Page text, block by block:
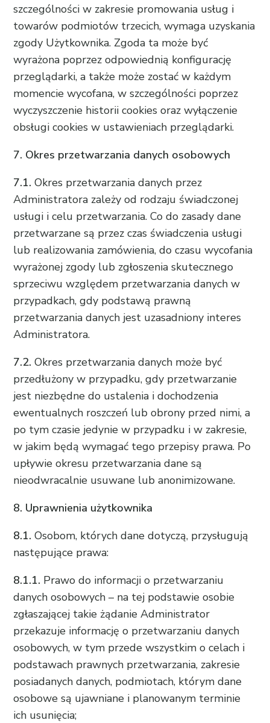
szczególności w zakresie promowania usług i
towarów podmiotów trzecich, wymaga uzyskania
zgody Użytkownika. Zgoda ta może być
wyrażona poprzez odpowiednią konfigurację
przeglądarki, a także może zostać w każdym
momencie wycofana, w szczególności poprzez
wyczyszczenie historii cookies oraz wyłączenie
obsługi cookies w ustawieniach przeglądarki.
7. Okres przetwarzania danych osobowych
7.1. Okres przetwarzania danych przez
Administratora zależy od rodzaju świadczonej
usługi i celu przetwarzania. Co do zasady dane
przetwarzane są przez czas świadczenia usługi
lub realizowania zamówienia, do czasu wycofania
wyrażonej zgody lub zgłoszenia skutecznego
sprzeciwu względem przetwarzania danych w
przypadkach, gdy podstawą prawną
przetwarzania danych jest uzasadniony interes
Administratora.
7.2. Okres przetwarzania danych może być
przedłużony w przypadku, gdy przetwarzanie
jest niezbędne do ustalenia i dochodzenia
ewentualnych roszczeń lub obrony przed nimi, a
po tym czasie jedynie w przypadku i w zakresie,
w jakim będą wymagać tego przepisy prawa. Po
upływie okresu przetwarzania dane są
nieodwracalnie usuwane lub anonimizowane.
8. Uprawnienia użytkownika
8.1. Osobom, których dane dotyczą, przysługują
następujące prawa:
8.1.1. Prawo do informacji o przetwarzaniu
danych osobowych – na tej podstawie osobie
zgłaszającej takie żądanie Administrator
przekazuje informację o przetwarzaniu danych
osobowych, w tym przede wszystkim o celach i
podstawach prawnych przetwarzania, zakresie
posiadanych danych, podmiotach, którym dane
osobowe są ujawniane i planowanym terminie
ich usunięcia;